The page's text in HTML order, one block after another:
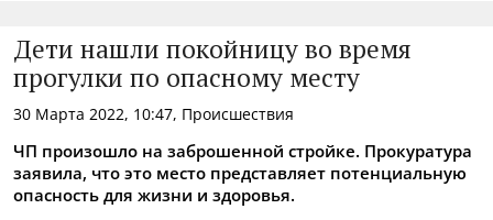
Дети нашли покойницу во время
прогулки по опасному месту
30 Марта 2022, 10:47, Происшествия
ЧП произошло на заброшенной стройке. Прокуратура
заявила, что это место представляет потенциальную
опасность для жизни и здоровья.